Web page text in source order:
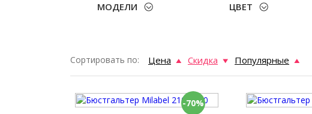
МОДЕЛИ ЦВЕТ
Сортировать по: Цена Скидка Популярные
-70%